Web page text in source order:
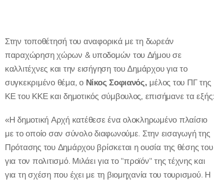
Στην τοποθέτησή του αναφορικά με τη δωρεάν
παραχώρηση χώρων & υποδομών του Δήμου σε
καλλιτέχνες και την εισήγηση του Δημάρχου για το
συγκεκριμένο θέμα, ο Νίκος Σοφιανός, μέλος του ΠΓ της
ΚΕ του ΚΚΕ και δημοτικός σύμβουλος, επισήμανε τα εξής:
«Η δημοτική Αρχή κατέθεσε ένα ολοκληρωμένο πλαίσιο
με το οποίο σαν σύνολο διαφωνούμε. Στην εισαγωγή της
Πρότασης του Δημάρχου βρίσκεται η ουσία της θέσης του
για τον πολιτισμό. Μιλάει για το "προϊόν" της τέχνης και
για τη σχέση που έχει με τη βιομηχανία του τουρισμού. Η